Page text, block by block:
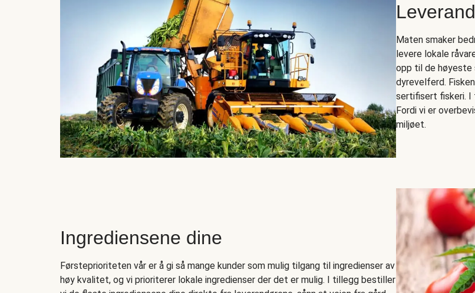
Maten smaker
levere lokale
opp til de høyeste
dyrevelferd.
sertifisert fiskeri. I
Fordi vi er
miljøet.
Ingrediensene dine
Førsteprioriteten vår er å gi så mange kunder som mulig tilgang til ingredienser av
høy kvalitet, og vi prioriterer lokale ingredienser der det er mulig. I tillegg bestiller